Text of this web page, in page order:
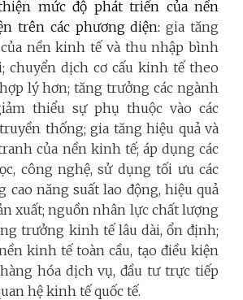
mức độ phát triển của nền
trên các phương diện:gia tăng
nền kinh tế và thu nhập bình
chuyển dịch cơ cấu kinh tế theo
lý hơn; tăng trưởng các ngành
thiểu sự phụ thuộc vào các
thống; gia tăng hiệu quả và
của nền kinh tế; áp dụng các
công nghệ, sử dụng tối ưu các
cao năng suất lao động, hiệu quả
xuất; nguồn nhân lực chất lượng
trưởng kinh tế lâu dài, ổn định;
kinh tế toàn cầu, tạo điều kiện
hóa dịch vụ, đầu tư trực tiếp
hệ kinh tế quốc tế.